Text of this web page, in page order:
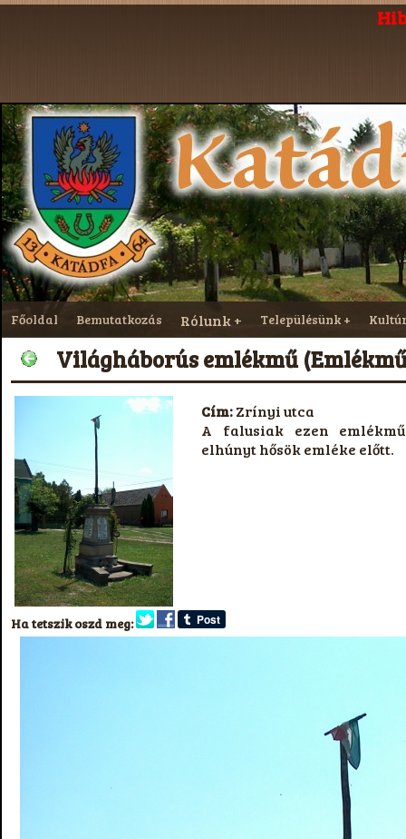
Főoldal Bemutatkozás Rólunk Településünk
Világháborús emlékmű
Cím:Zrínyi utca
A falusiak ezen
elhúnyt hősök emléke előtt.
Ha tetszik oszd meg: